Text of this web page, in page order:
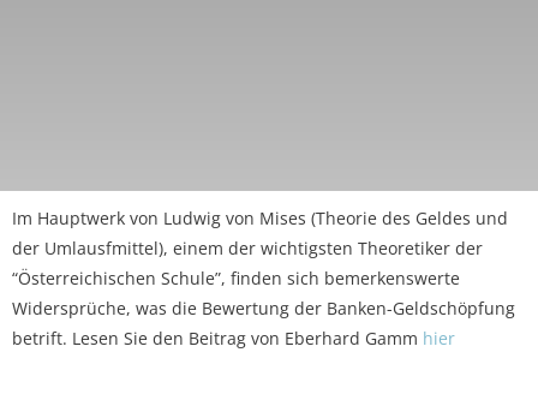
Im Hauptwerk von Ludwig von Mises (Theorie des Geldes und
der Umlausfmittel), einem der wichtigsten Theoretiker der
“Österreichischen Schule”, finden sich bemerkenswerte
Widersprüche, was die Bewertung der Banken-Geldschöpfung
betrift. Lesen Sie den Beitrag von Eberhard Gamm hier